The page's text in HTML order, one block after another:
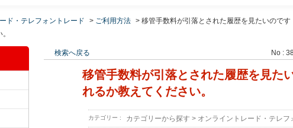
ド・テレフォントレード > ご利用方法 > 移管手数料が引落とされた履歴を見たいのです
検索へ戻る No :
移管手数料が引落とされた履歴を見た
れるか教えてください。
カテゴリー : カテゴリーから探す > オンライントレード・テレフ